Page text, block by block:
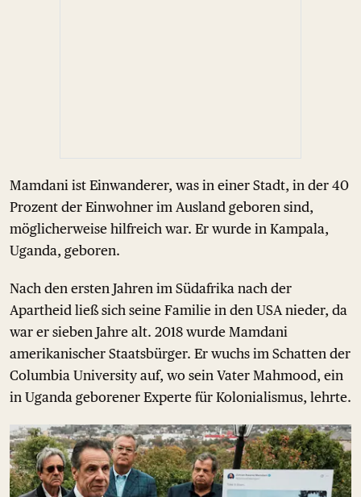
Mamdani ist Einwanderer, was in einer Stadt, in der 40
Prozent der Einwohner im Ausland geboren sind,
möglicherweise hilfreich war. Er wurde in Kampala,
Uganda, geboren.
Nach den ersten Jahren im Südafrika nach der
Apartheid ließ sich seine Familie in den USA nieder, da
war er sieben Jahre alt. 2018 wurde Mamdani
amerikanischer Staatsbürger. Er wuchs im Schatten der
Columbia University auf, wo sein Vater Mahmood, ein
in Uganda geborener Experte für Kolonialismus, lehrte.